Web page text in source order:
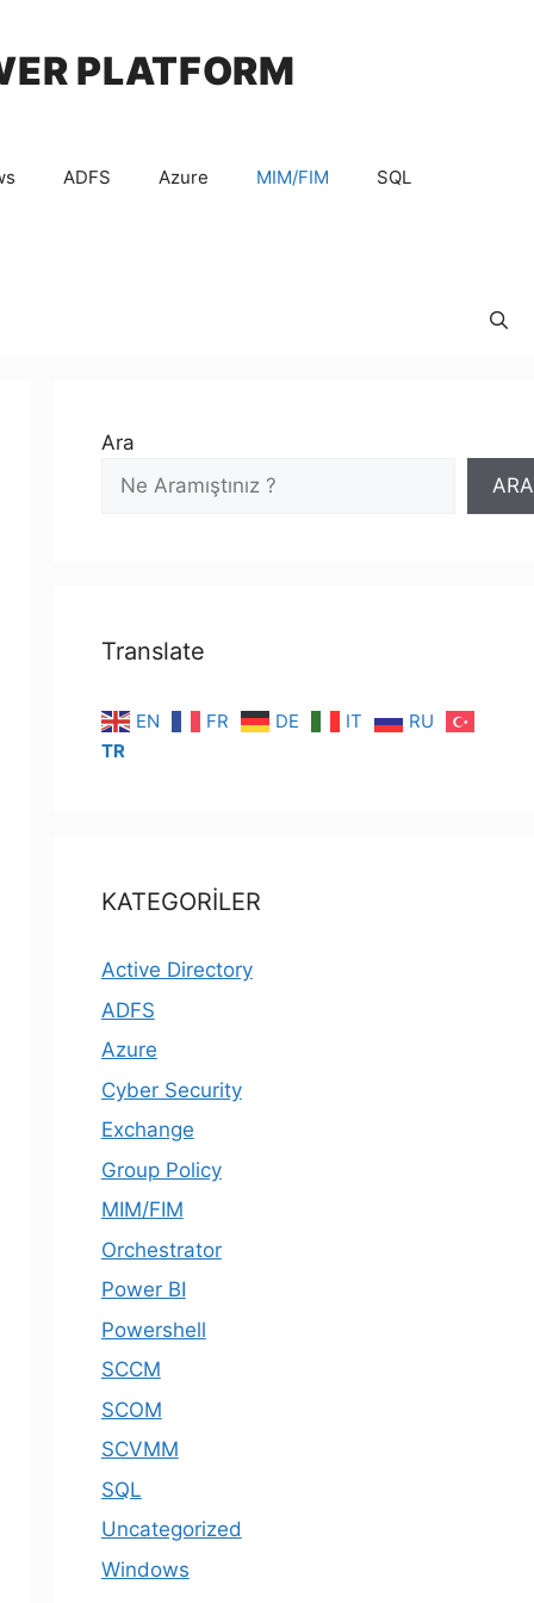
PLATFORM
ADFS Azure MIM/FIM SQL
Ara
ARA
Translate
EN FR DE IT
RU
TR
KATEGORİLER
Active Directory
ADFS
Azure
Cyber Security
Exchange
Group Policy
MIM/FIM
Orchestrator
Power BI
Powershell
SCCM
SCOM
SCVMM
SQL
Uncategorized
Windows